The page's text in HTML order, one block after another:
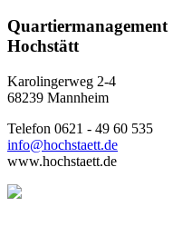
Quartiermanagement
Hochstätt
Karolingerweg 2-4
68239 Mannheim
Telefon 0621 - 49 60 535
info@hochstaett.de
www.hochstaett.de